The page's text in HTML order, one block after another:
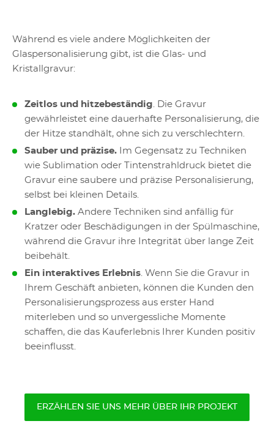
Während es viele andere Möglichkeiten der
Glaspersonalisierung gibt, ist die Glas- und
Kristallgravur:
Zeitlos und hitzebeständig. Die Gravur
gewährleistet eine dauerhafte Personalisierung, die
der Hitze standhält, ohne sich zu verschlechtern.
Sauber und präzise. Im Gegensatz zu Techniken
wie Sublimation oder Tintenstrahldruck bietet die
Gravur eine saubere und präzise Personalisierung,
selbst bei kleinen Details.
Langlebig. Andere Techniken sind anfällig für
Kratzer oder Beschädigungen in der Spülmaschine,
während die Gravur ihre Integrität über lange Zeit
beibehält.
Ein interaktives Erlebnis. Wenn Sie die Gravur in
Ihrem Geschäft anbieten, können die Kunden den
Personalisierungsprozess aus erster Hand
miterleben und so unvergessliche Momente
schaffen, die das Kauferlebnis Ihrer Kunden positiv
beeinflusst.
ERZÄHLEN SIE UNS MEHR ÜBER IHR PROJEKT